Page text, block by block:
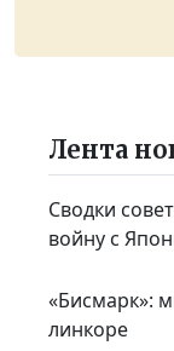
Лента
Сводки
войну с
«Бисмарк»:
линкоре